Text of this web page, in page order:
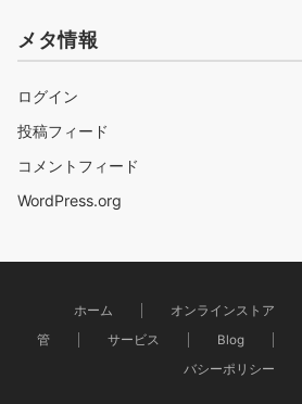
メタ情報
ログイン
投稿フィード
コメントフィード
WordPress.org
ホーム オンラインストア
管
サービス Blog
バシーポリシー